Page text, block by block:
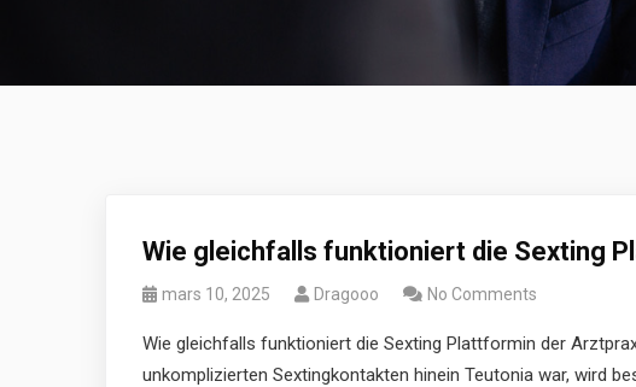
Wie gleichfalls funktioniert die Sexting
mars 10, 2025 Dragooo No Comments
Wie gleichfalls funktioniert die Sexting Plattformin der
unkomplizierten Sextingkontakten hinein Teutonia war, wird